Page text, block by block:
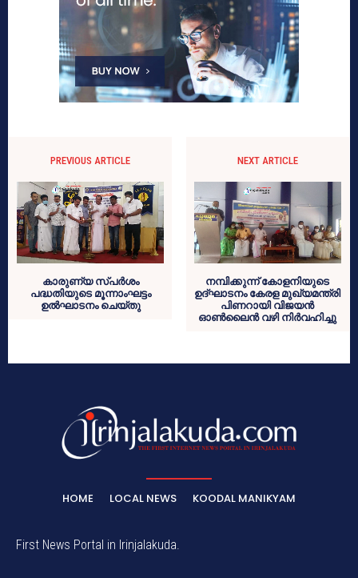
PREVIOUS ARTICLE
കാരുണ്യ സ്പര്‍ശം
പദ്ധതിയുടെ മൂന്നാംഘട്ടം
ഉല്‍ഘാടനം ചെയ്തു
NEXT ARTICLE
നമ്പിക്കുന്ന് കോളനിയുടെ
ഉദ്ഘാടനം കേരള മുഖ്യമന്ത്രി
പിണറായി വിജയൻ
ഓൺലൈൻ വഴി നിർവഹിച്ചു
HOME LOCAL NEWS KOODAL MANIKYAM
First News Portal in Irinjalakuda.